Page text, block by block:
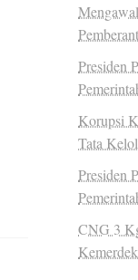
Presiden
Korupsi
Tata
Presiden
CNG 3